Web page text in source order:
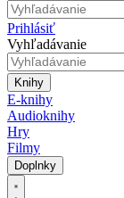
Prihlásiť
Vyhľadávanie
Knihy
E-knihy
Audioknihy
Hry
Filmy
Doplnky